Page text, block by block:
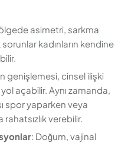
asimetri, sarkma
kadınların kendine
genişlemesi, cinsel ilişki
açabilir. Aynı zamanda,
spor yaparken veya
verebilir.
: Doğum, vajinal